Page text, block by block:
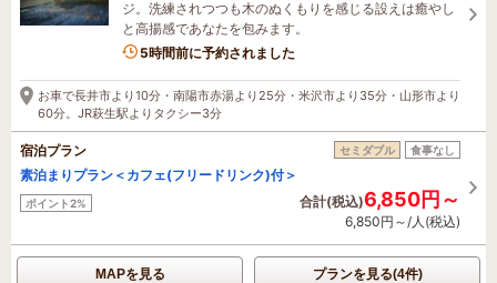
ジ。洗練されつつも木のぬくもりを感じる設えは癒やし
と高揚感であなたを包みます。
5時間前に予約されました
お車で長井市より10分・南陽市赤湯より25分・米沢市より35分・山形市より
60分。JR萩生駅よりタクシー3分
宿泊プラン セミダブル 食事なし
素泊まりプラン＜カフェ(フリードリンク)付＞
ポイント2% 合計(税込)6,850円～
6,850円～/人(税込)
MAPを見る プランを見る(4件)